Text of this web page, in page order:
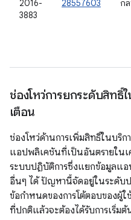
2016-
3883
28557603 กล
ช่องโหว่การยกระดับสิทธิ์
เตือน
ช่องโหว่ด้านการเพิ่มสิทธิ์ในบริก
แอปพลิเคชันที่เป็นอันตรายในเ
ระบบปฏิบัติการซึ่งแยกข้อมูลแ
อื่นๆ ได้ ปัญหานี้จัดอยู่ในระดับป
ข้อกำหนดของการโต้ตอบของผู้ใ
ที่ปกติแล้วจะต้องได้รับการเริ่ม